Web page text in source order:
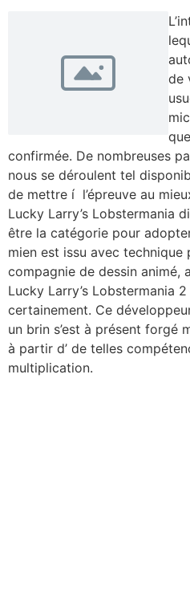
de
confirmée. De nombreuses
nous se déroulent tel
de mettre í l’épreuve au
Lucky Larry’s Lobstermania
être la catégorie pour
mien est issu avec
compagnie de dessin animé,
Lucky Larry’s Lobstermania
certainement. Ce
un brin s’est à présent forgé
à partir d’ de telles
multiplication.